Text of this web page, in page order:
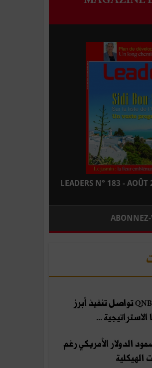
LEADERS N° 183 - AOÛT
ABONNEZ-
مجموعة QNB تواصل تنفيذ أبرز
الاستراتيجية ...
الدولار الأمريكي رغم
الهيكلية